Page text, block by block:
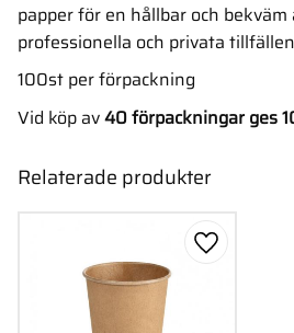
papper för en hållbar och
professionella och privata
100st per förpackning
Vid köp av40 förpackningar ges
Relaterade produkter
Lägg till i